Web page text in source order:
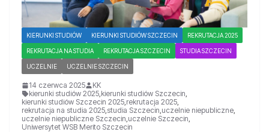
KIERUNKI STUDIÓW KIERUNKI STUDIÓW SZCZECIN REKRUTACJA 2025
REKRUTACJA NA STUDIA REKRUTACJA SZCZECIN STUDIA SZCZECIN
UCZELNIE UCZELNIE SZCZECIN
14 czerwca 2025
KK
kierunki studiów 2025 kierunki studiów Szczecin
kierunki studiów Szczecin 2025 rekrutacja 2025
rekrutacja na studia 2025 studia Szczecin uczelnie niepubliczne
uczelnie niepubliczne Szczecin uczelnie Szczecin
Uniwersytet WSB Merito Szczecin